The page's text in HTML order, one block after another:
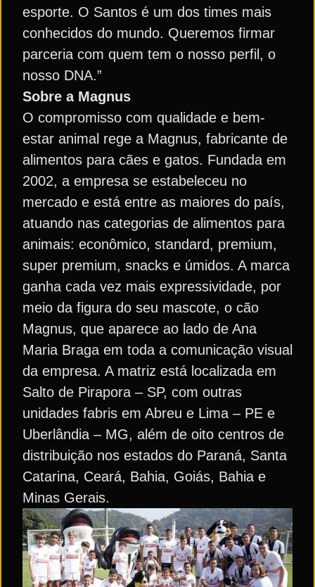
esporte. O Santos é um dos times mais
conhecidos do mundo. Queremos firmar
parceria com quem tem o nosso perfil, o
nosso DNA.”
Sobre a Magnus
O compromisso com qualidade e bem-
estar animal rege a Magnus, fabricante de
alimentos para cães e gatos. Fundada em
2002, a empresa se estabeleceu no
mercado e está entre as maiores do país,
atuando nas categorias de alimentos para
animais: econômico, standard, premium,
super premium, snacks e úmidos. A marca
ganha cada vez mais expressividade, por
meio da figura do seu mascote, o cão
Magnus, que aparece ao lado de Ana
Maria Braga em toda a comunicação visual
da empresa. A matriz está localizada em
Salto de Pirapora – SP, com outras
unidades fabris em Abreu e Lima – PE e
Uberlândia – MG, além de oito centros de
distribuição nos estados do Paraná, Santa
Catarina, Ceará, Bahia, Goiás, Bahia e
Minas Gerais.